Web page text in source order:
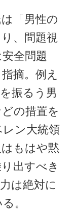
「男性の
、問題視
全問題
摘。例え
振るう男
の措置を
ン大統領
もはや黙
出すべき
は絶対に
。